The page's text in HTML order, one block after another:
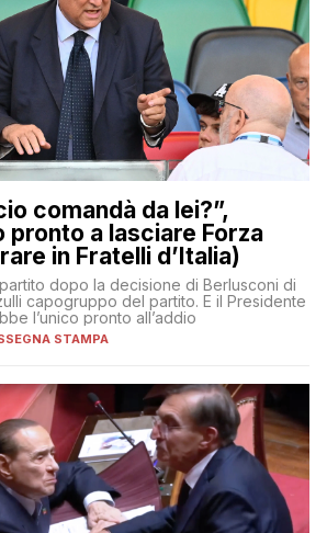
comandà da lei?”,
pronto a lasciare Forza
in Fratelli d’Italia)
dopo la decisione di Berlusconi di
capogruppo del partito. E il Presidente
l’unico pronto all’addio
STAMPA